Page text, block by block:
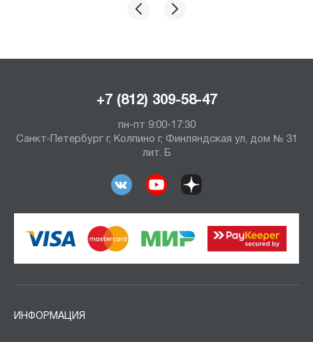
+7 (812) 309-58-47
пн-пт 9:00-17:30
Санкт-Петербург г, Колпино г, Финляндская ул, дом № 31
лит. Б
ИНФОРМАЦИЯ